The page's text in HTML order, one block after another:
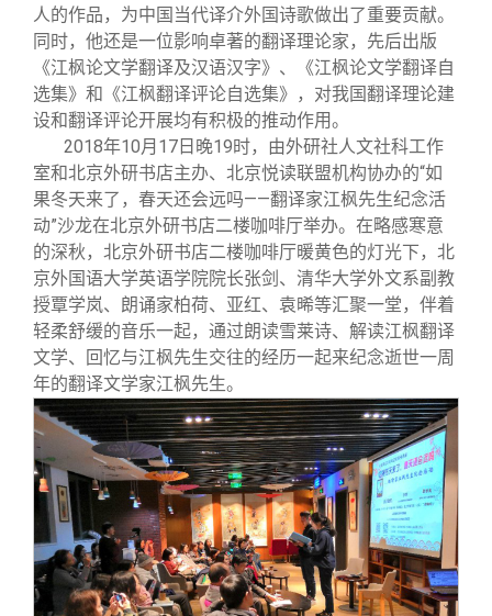
校友视界
理事会名单
制度法规
联系我们
人的作品，为中国当代译介外国诗歌做出了重要贡献。
同时，他还是一位影响卓著的翻译理论家，先后出版
《江枫论文学翻译及汉语汉字》、《江枫论文学翻译自
选集》和《江枫翻译评论自选集》，对我国翻译理论建
设和翻译评论开展均有积极的推动作用。
2018年10月17日晚19时，由外研社人文社科工作
室和北京外研书店主办、北京悦读联盟机构协办的“如
果冬天来了，春天还会远吗——翻译家江枫先生纪念活
动”沙龙在北京外研书店二楼咖啡厅举办。在略感寒意
的深秋，北京外研书店二楼咖啡厅暖黄色的灯光下，北
京外国语大学英语学院院长张剑、清华大学外文系副教
授覃学岚、朗诵家柏荷、亚红、袁晞等汇聚一堂，伴着
轻柔舒缓的音乐一起，通过朗读雪莱诗、解读江枫翻译
文学、回忆与江枫先生交往的经历一起来纪念逝世一周
年的翻译文学家江枫先生。